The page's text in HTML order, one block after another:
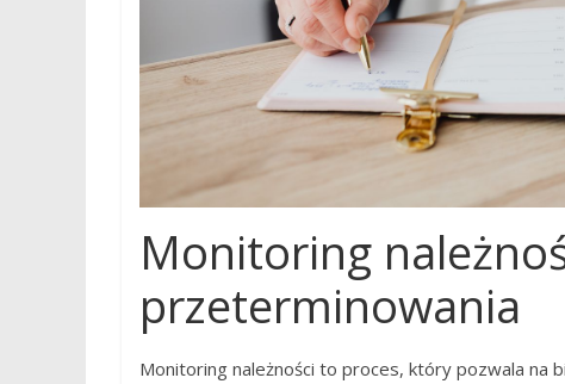
Monitoring
przeterminowania
Monitoring należności to proces, który pozwala na